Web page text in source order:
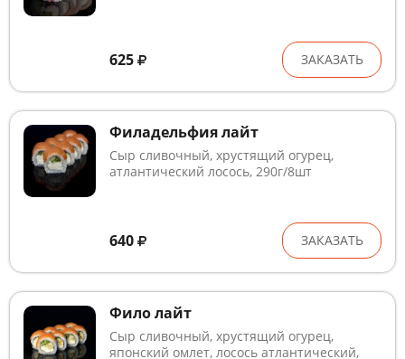
625 ЗАКАЗАТЬ
Филадельфия лайт
Сыр сливочный, хрустящий огурец,
атлантический лосось, 290г/8шт
640 ЗАКАЗАТЬ
Фило лайт
Сыр сливочный, хрустящий огурец,
японский омлет, лосось атлантический,